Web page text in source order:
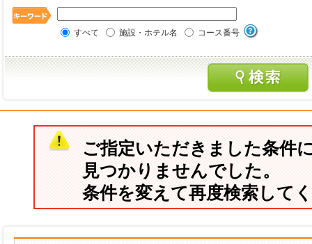
すべて 施設・ホテル名 コース番号
ご指定いただきました条件
見つかりませんでした。
条件を変えて再度検索して